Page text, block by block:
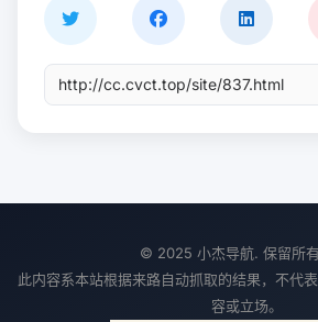
© 2025 小杰导航. 保留所
此内容系本站根据来路自动抓取的结果，不代
容或立场。